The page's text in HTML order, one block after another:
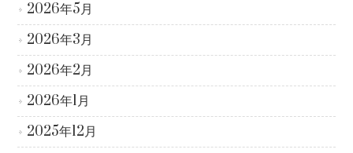
2026年5月
2026年3月
2026年2月
2026年1月
2025年12月